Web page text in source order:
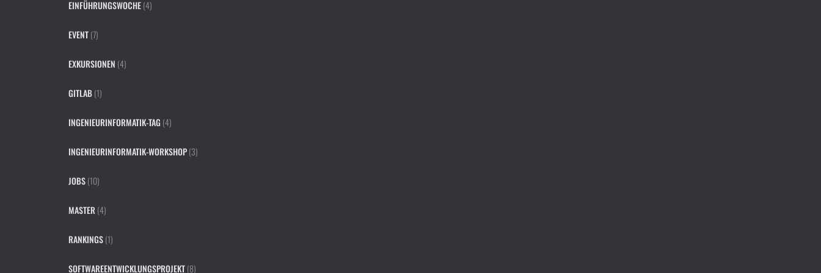
EINFÜHRUNGSWOCHE(4)
EVENT(7)
EXKURSIONEN (4)
GITLAB(1)
INGENIEURINFORMATIK-TAG (4)
INGENIEURINFORMATIK-WORKSHOP(3)
JOBS(10)
MASTER (4)
RANKINGS(1)
SOFTWAREENTWICKLUNGSPROJEKT(8)